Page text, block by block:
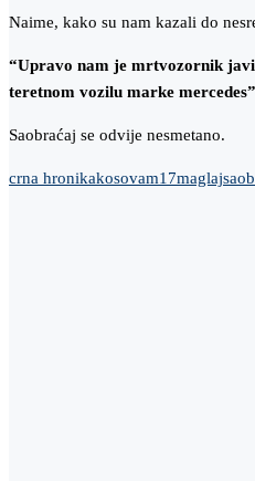
Naime, kako su nam kazali do
“Upravo nam je mrtvozornik
teretnom vozilu marke mercedes”
Saobraćaj se odvije nesmetano.
crna hronikakosovam17maglaj